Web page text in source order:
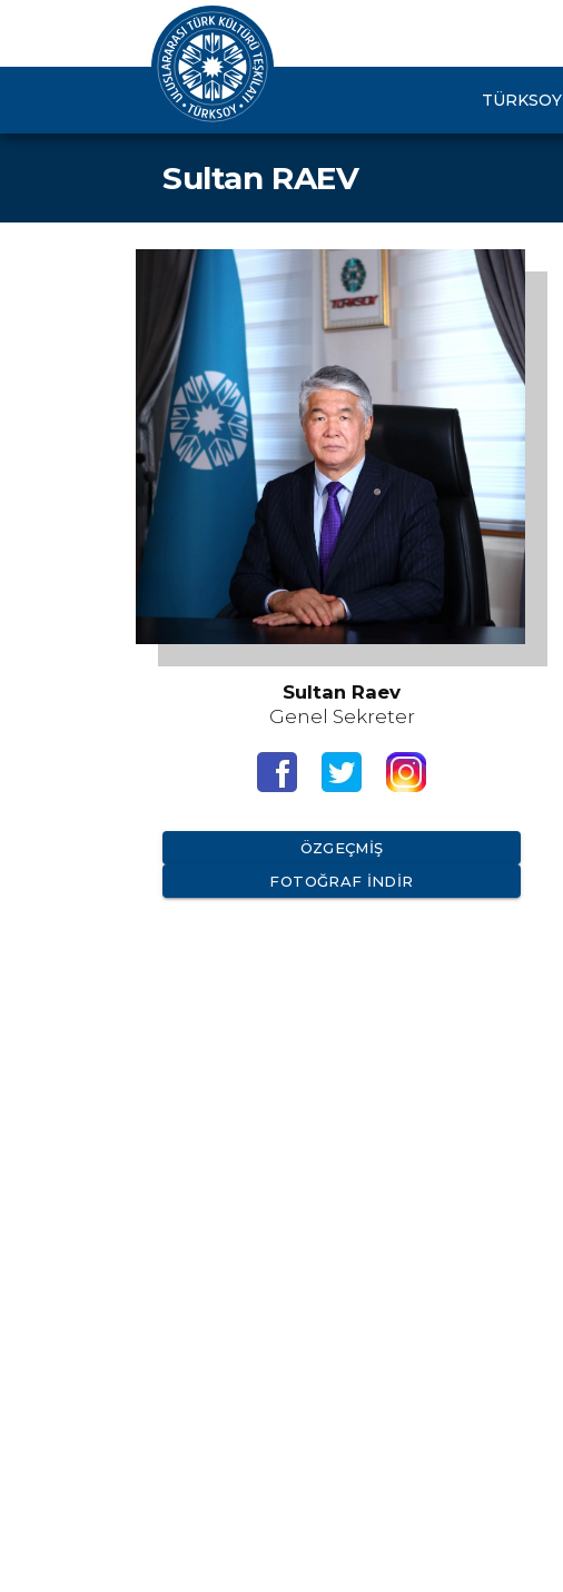
TÜRKSOY
Sultan RAEV
Sultan Raev
Genel Sekreter
ÖZGEÇMIŞ
FOTOĞRAF İNDIR